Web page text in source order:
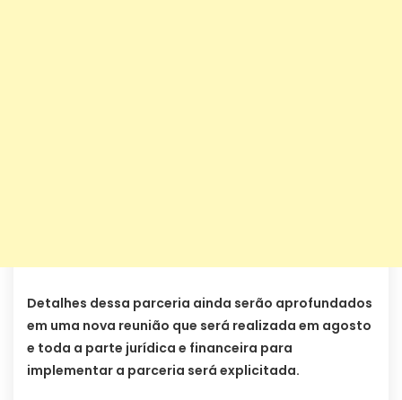
Detalhes dessa parceria ainda serão aprofundados
em uma nova reunião que será realizada em agosto
e toda a parte jurídica e financeira para
implementar a parceria será explicitada.